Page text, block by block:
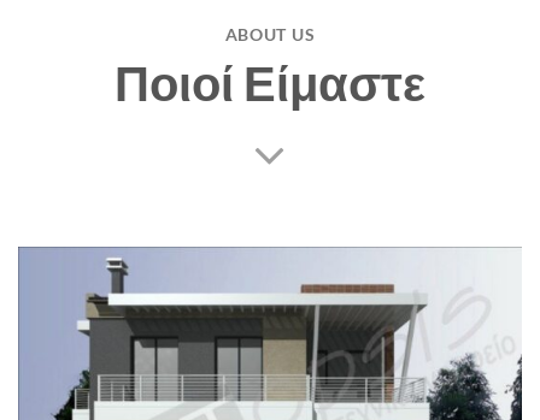
ABOUT US
Ποιοί Είμαστε